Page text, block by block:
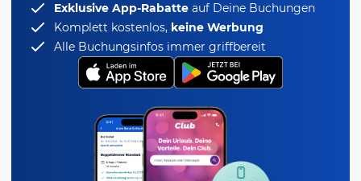
Exklusive App-Rabatte auf Deine Buchungen
Komplett kostenlos, keine Werbung
Alle Buchungsinfos immer griffbereit